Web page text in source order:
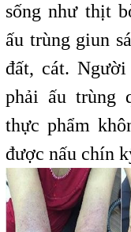
sống như thịt
ấu trùng giun
đất, cát.
phải ấu trùng
thực phẩm
được nấu chín